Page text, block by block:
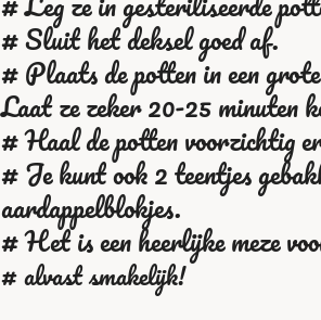
# Sluit het deksel goed af.
# Plaats de potten in een
Laat ze zeker 20-25 minuten
# Haal de potten voorzichtig
# Je kunt ook 2 teentjes
aardappelblokjes.
# Het is een heerlijke meze
# alvast smakelijk!